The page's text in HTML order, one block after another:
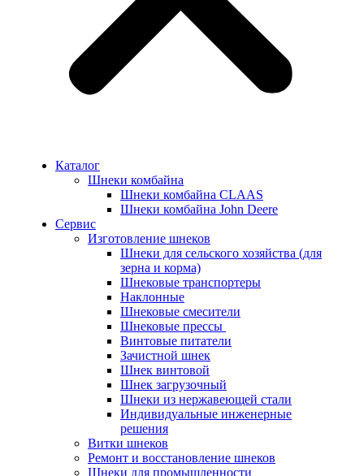
Каталог
Шнеки комбайна
Шнеки комбайна CLAAS
Шнеки комбайна John Deere
Сервис
Изготовление шнеков
Шнеки для сельского хозяйства (для
зерна и корма)
Шнековые транспортеры
Наклонные
Шнековые смесители
Шнековые прессы
Винтовые питатели
Зачистной шнек
Шнек винтовой
Шнек загрузочный
Шнеки из нержавеющей стали
Индивидуальные инженерные
решения
Витки шнеков
Ремонт и восстановление шнеков
Шнеки для промышленности